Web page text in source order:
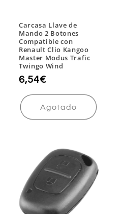
Carcasa Llave de
Mando 2 Botones
Compatible con
Renault Clio Kangoo
Master Modus Trafic
Twingo Wind
Precio
habitual
6,54€
Agotado